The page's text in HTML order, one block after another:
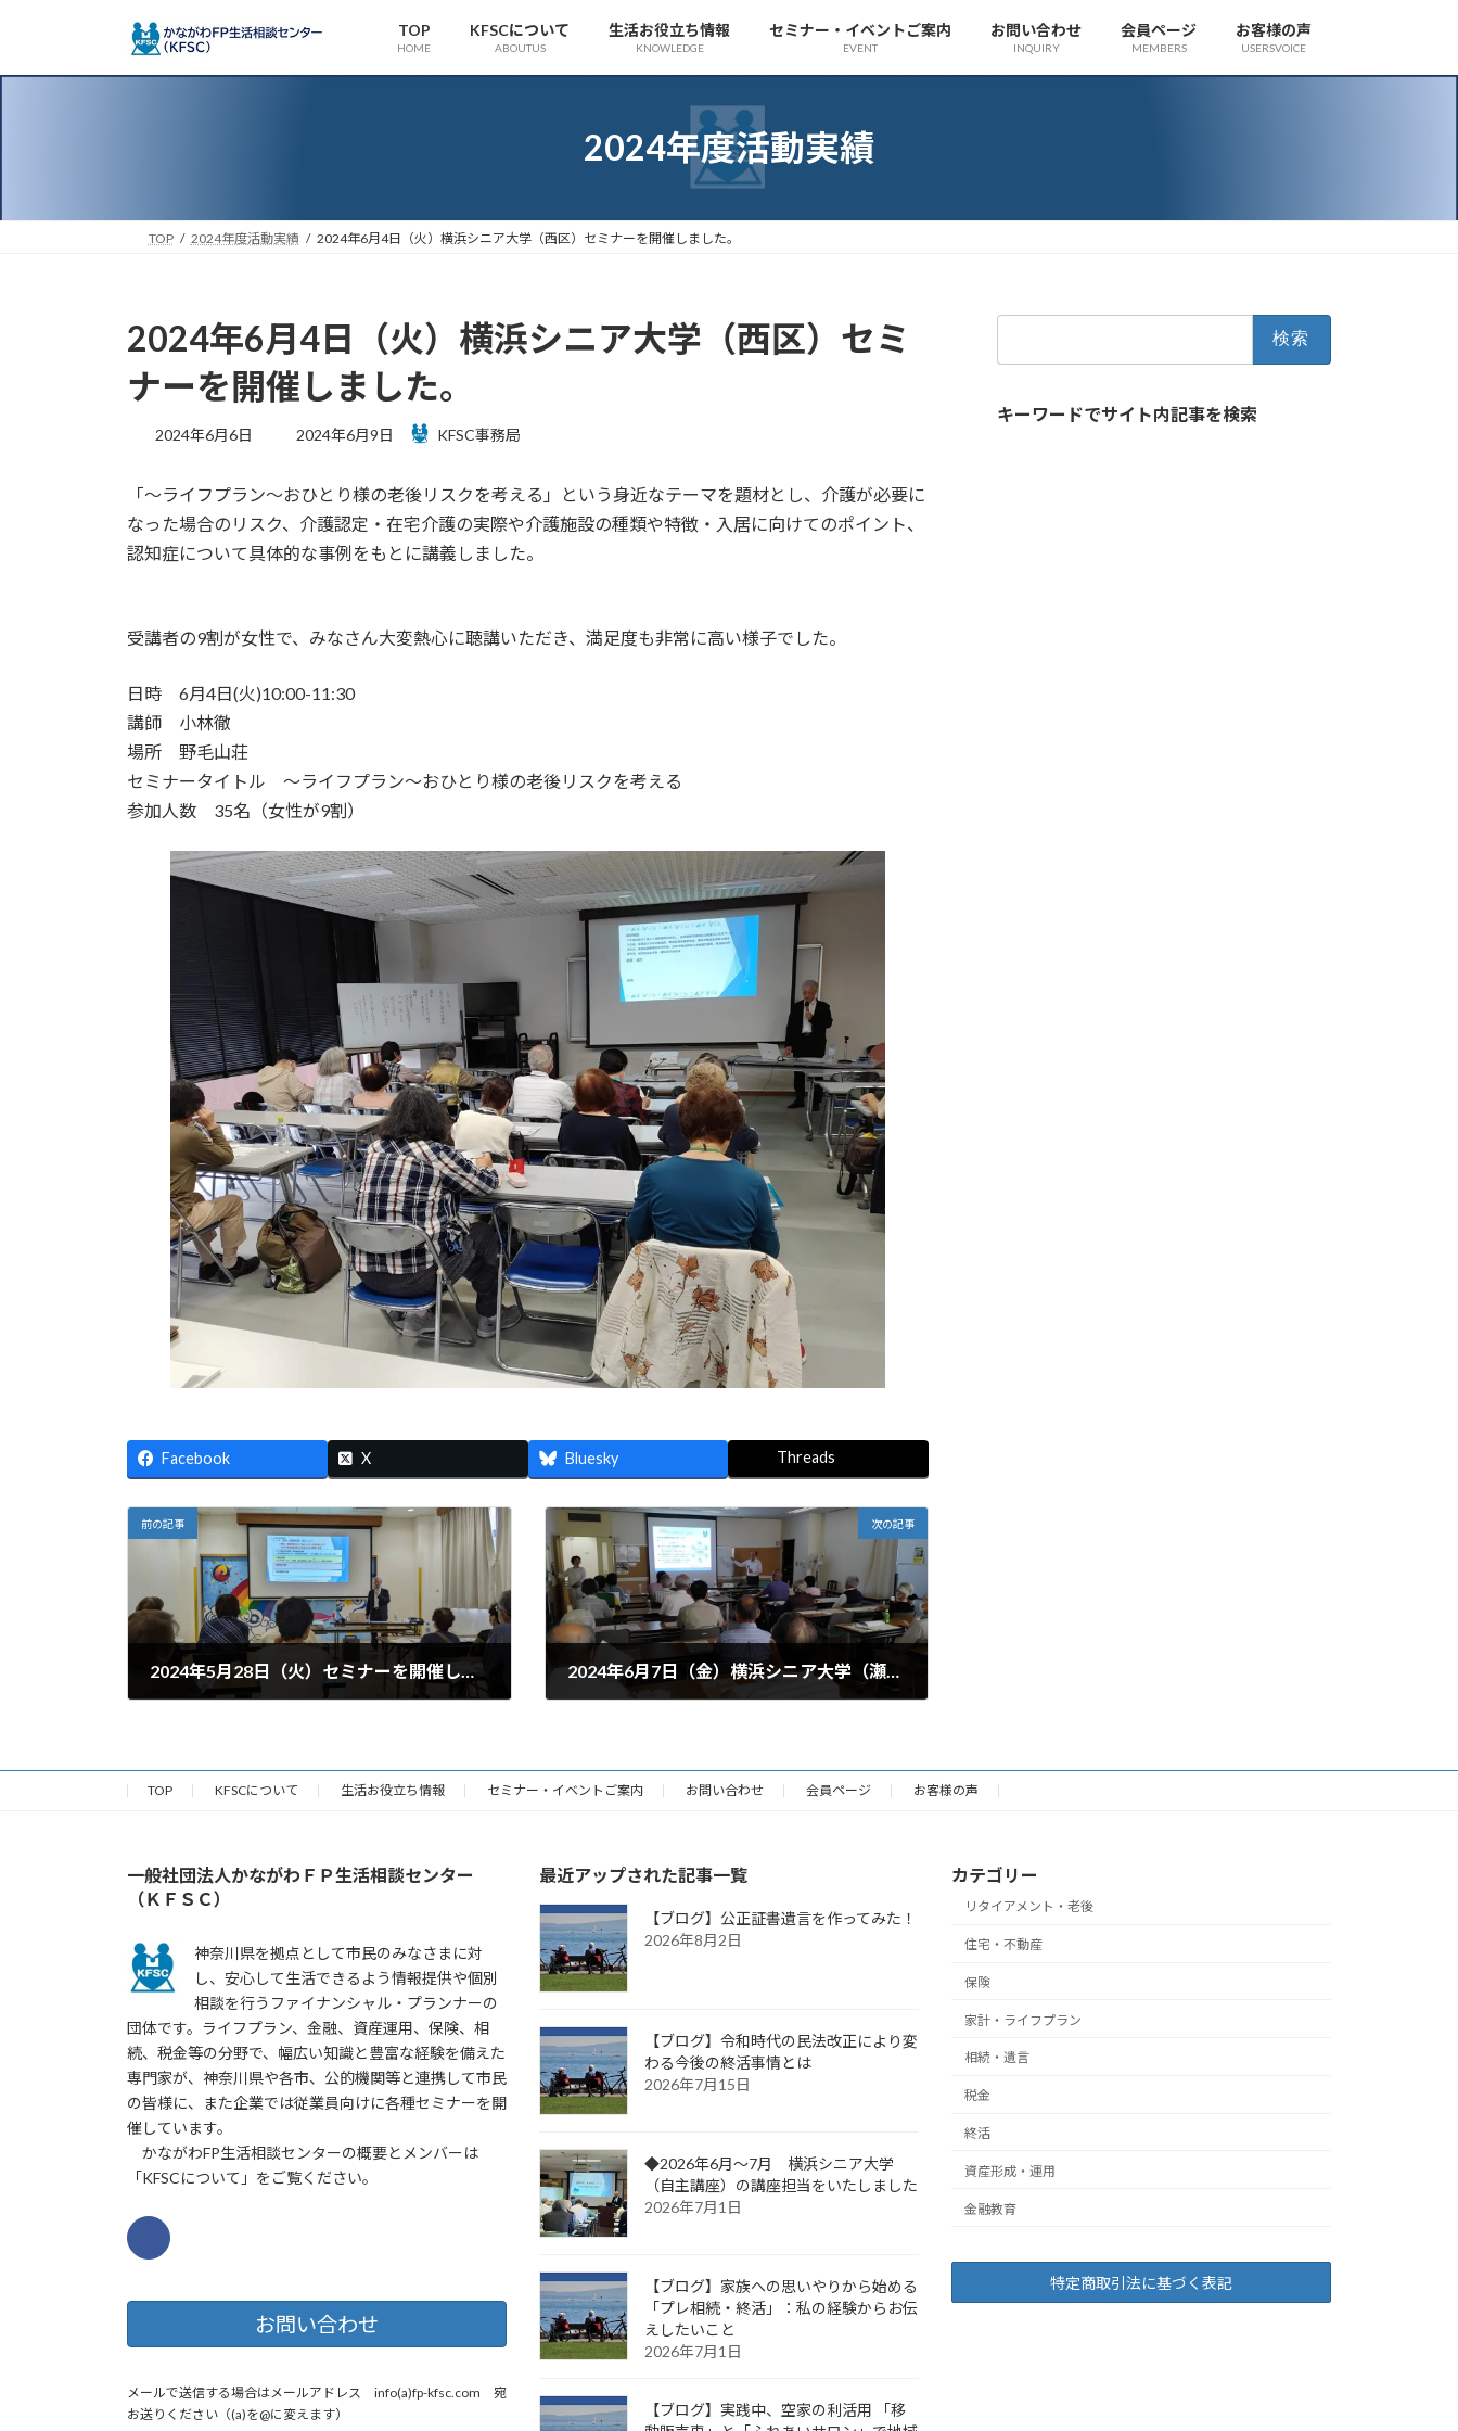
ッ
移
TOP
HOME
KFSCについて
ABOUTUS
生活お役立ち情報
KNOWLEDGE
セミナー・イベントご案内
EVENT
お問い合わせ
INQUIRY
会員ページ
MEMBERS
お客様の声
USERSVOICE
2024年度活動実績
TOP 2024年度活動実績 2024年6月4日（火）横浜シニア大学（西区）セミナーを開催しました。
2024年6月4日（火）横浜シニア大学（西区）セミ
ナーを開催しました。
2024年6月6日
最
新
日
時
:
2024年6月9日 KFSC事務局
「～ライフプラン～おひとり様の老後リスクを考える」という身近なテーマを題材とし、介護が必要に
なった場合のリスク、介護認定・在宅介護の実際や介護施設の種類や特徴・入居に向けてのポイント、
認知症について具体的な事例をもとに講義しました。
受講者の9割が女性で、みなさん大変熱心に聴講いただき、満足度も非常に高い様子でした。
日時 6月4日(火)10:00-11:30
講師 小林徹
場所 野毛山荘
セミナータイトル ～ライフプラン～おひとり様の老後リスクを考える
参加人数 35名（女性が9割）
Facebook X Bluesky Threads
前の記事
2024年5月28日（火）セミナーを開催しました。
次の記事
2024年6月7日（金）横浜シニア大学（瀬谷区）セミナーを開催しました。
キーワードでサイト内記事を検索
TOP KFSCについて 生活お役立ち情報 セミナー・イベントご案内 お問い合わせ 会員ページ お客様の声
一般社団法人かながわＦＰ生活相談センター
（ＫＦＳＣ）
神奈川県を拠点として市民のみなさまに対
し、安心して生活できるよう情報提供や個別
相談を行うファイナンシャル・プランナーの
団体です。ライフプラン、金融、資産運用、保険、相
続、税金等の分野で、幅広い知識と豊富な経験を備えた
専門家が、神奈川県や各市、公的機関等と連携して市民
の皆様に、また企業では従業員向けに各種セミナーを開
催しています。
かながわFP生活相談センターの概要とメンバーは
「KFSCについて」をご覧ください。
お問い合わせ
メールで送信する場合はメールアドレス info(a)fp-kfsc.com 宛
お送りください（(a)を@に変えます）
最近アップされた記事一覧
【ブログ】公正証書遺言を作ってみた！
2026年8月2日
【ブログ】令和時代の民法改正により変
わる今後の終活事情とは
2026年7月15日
◆2026年6月～7月 横浜シニア大学
（自主講座）の講座担当をいたしました
2026年7月1日
【ブログ】家族への思いやりから始める
「プレ相続・終活」：私の経験からお伝
えしたいこと
2026年7月1日
【ブログ】実践中、空家の利活用 「移
カテゴリー
リタイアメント・老後
住宅・不動産
保険
家計・ライフプラン
相続・遺言
税金
終活
資産形成・運用
金融教育
特定商取引法に基づく表記